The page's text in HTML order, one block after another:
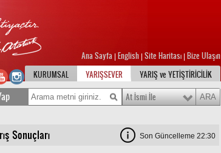
Ana Sayfa English Site Haritası Bize Ulaşın
KURUMSAL
YARIŞSEVER YARIŞ ve YETİŞTİRİCİLİK
At İsmi İle
Sonuçları Son Güncelleme 22:30